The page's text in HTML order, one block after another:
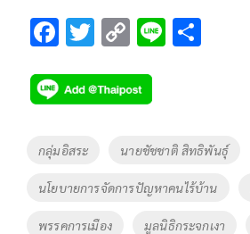
F
e
b
o
k
T
tt
er
C
p
y
Li
n
k
Li
Tags
กลุ่มอิสระ นายชัชชาติ สิทธิพันธุ์
นโยบายการจัดการปัญหาคนไร้บ้าน
พรรคการเมือง มูลนิธิกระจกเงา